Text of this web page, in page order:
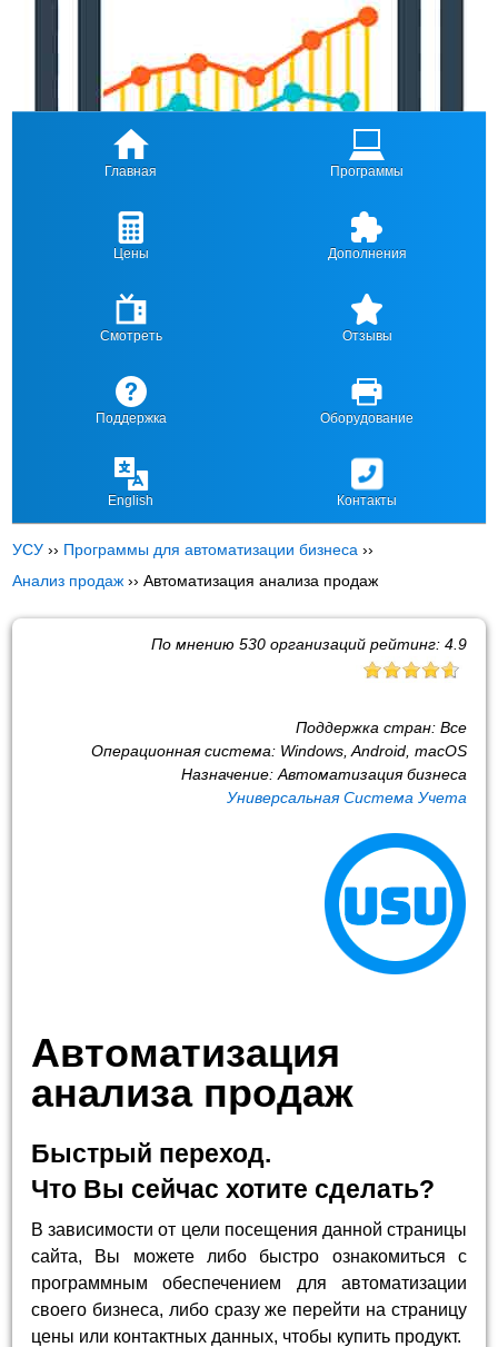
Главная Программы
Цены Дополнения
Смотреть Отзывы
Поддержка Оборудование
English Контакты
УСУ ›› Программы для автоматизации бизнеса ››
Анализ продаж ››Автоматизация анализа продаж
По мнению 530организаций рейтинг: 4.9
Поддержка стран: Все
Операционная система: Windows, Android, macOS
Назначение: Автоматизация бизнеса
Универсальная Система Учета
Автоматизация
анализа продаж
Быстрый переход.
Что Вы сейчас хотите сделать?
В зависимости от цели посещения данной страницы
сайта, Вы можете либо быстро ознакомиться с
программным обеспечением для автоматизации
своего бизнеса, либо сразу же перейти на страницу
цены или контактных данных, чтобы купить продукт.